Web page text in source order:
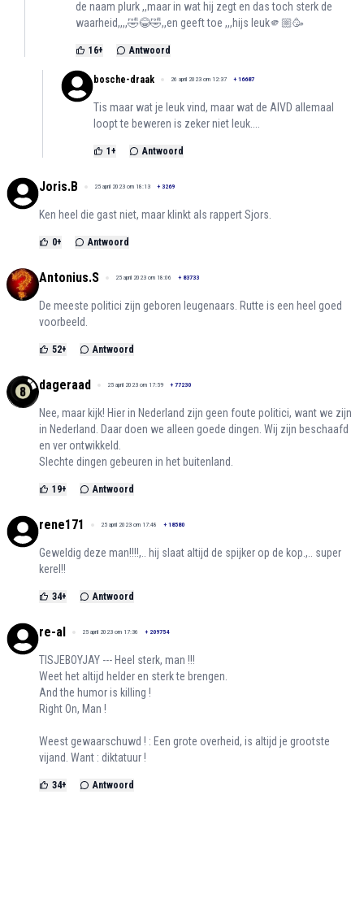
de naam plurk ,,maar in wat hij zegt en das toch sterk de
waarheid,,,,🤣😂🤣,,en geeft toe ,,,hijs leuk🫵🏼🥳
16+ Antwoord
bosche-draak 26 april 2023 om 12:37 + 16687
Tis maar wat je leuk vind, maar wat de AIVD allemaal
loopt te beweren is zeker niet leuk....
1 + Antwoord
Joris.B 25 april 2023 om 18:13 + 3269
Ken heel die gast niet, maar klinkt als rappert Sjors.
0+ Antwoord
Antonius.S 25 april 2023 om 18:06 + 83733
De meeste politici zijn geboren leugenaars. Rutte is een heel goed
voorbeeld.
52+ Antwoord
dageraad 25 april 2023 om 17:59 + 77230
Nee, maar kijk! Hier in Nederland zijn geen foute politici, want we zijn
in Nederland. Daar doen we alleen goede dingen. Wij zijn beschaafd
en ver ontwikkeld.
Slechte dingen gebeuren in het buitenland.
19+ Antwoord
rene171 25 april 2023 om 17:48 + 18580
Geweldig deze man!!!!,.. hij slaat altijd de spijker op de kop.,.. super
kerel!!
34+ Antwoord
re-al 25 april 2023 om 17:36 + 209754
TISJEBOYJAY --- Heel sterk, man !!!
Weet het altijd helder en sterk te brengen.
And the humor is killing !
Right On, Man !
Weest gewaarschuwd ! : Een grote overheid, is altijd je grootste
vijand. Want : diktatuur !
34+ Antwoord